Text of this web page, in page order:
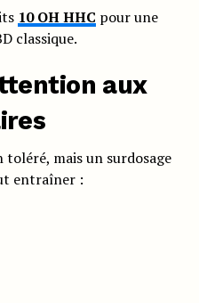
10 OH HHC pour une
classique.
aux
toléré, mais un surdosage
entraîner :